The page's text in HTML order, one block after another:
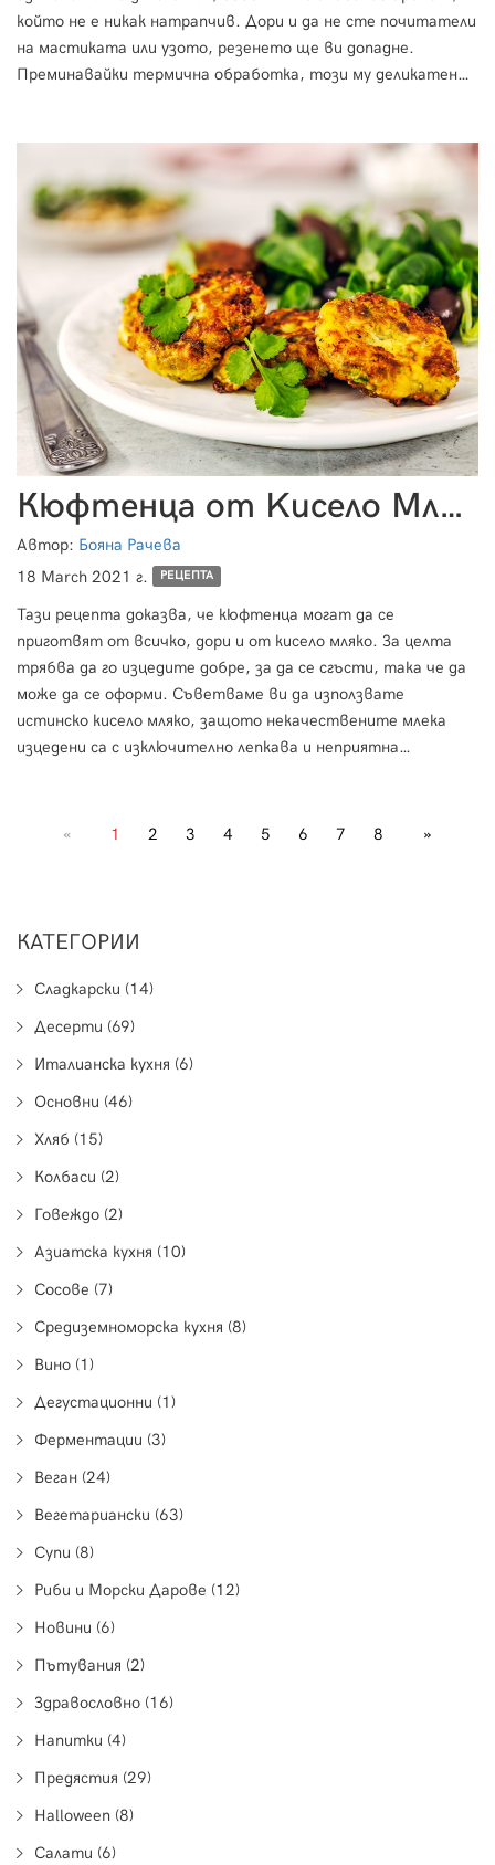
който не е никак натрапчив. Дори и да не сте почитатели
на мастиката или узото, резенето ще ви допадне.
Преминавайки термична обработка, този му деликатен
рецептата е изключително лесен за приготвяне и може да
се използва за всякакви други зеленчуци.
Кюфтенца от Kисело Mляко
Автор: Бояна Рачева
18 March 2021 г.
РЕЦЕПТА
Тази рецепта доказва, че кюфтенца могат да се
приготвят от всичко, дори и от кисело мляко. За целта
трябва да го изцедите добре, за да се сгъсти, така че да
може да се оформи. Съветваме ви да използвате
истинско кисело мляко, защото некачествените млека
изцедени са с изключително лепкава и неприятна
« 1 2 3 4 5 6 7 8 »
КАТЕГОРИИ
Сладкарски (14)
Десерти (69)
Италианска кухня (6)
Основни (46)
Хляб (15)
Колбаси (2)
Говеждо (2)
Азиатска кухня (10)
Сосове (7)
Средиземноморска кухня (8)
Вино (1)
Дегустационни (1)
Ферментации (3)
Веган (24)
Вегетариански (63)
Супи (8)
Риби и Морски Дарове (12)
Новини (6)
Пътувания (2)
Здравословно (16)
Напитки (4)
Предястия (29)
Halloween (8)
Салати (6)